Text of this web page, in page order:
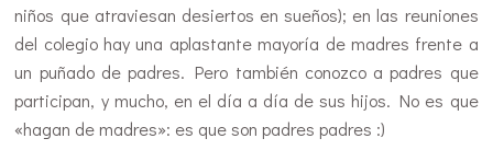
niños que atraviesan desiertos en sueños); en las reuniones
del colegio hay una aplastante mayoría de madres frente a
un puñado de padres. Pero también conozco a padres que
participan, y mucho, en el día a día de sus hijos. No es que
«hagan de madres»: es que son padres padres :)